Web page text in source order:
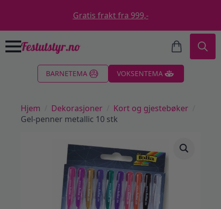
Gratis frakt fra 999,-
BARNETEMA VOKSENTEMA
Hjem Dekorasjoner
Kort og gjestebøker
Gel-penner metallic 10 stk